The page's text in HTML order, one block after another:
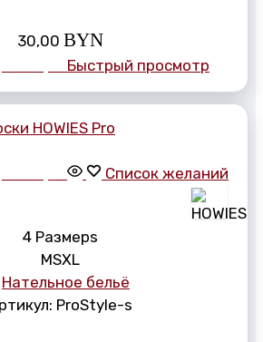
30,00 BYN
Быстрый просмотр
Список желаний
4 Размерs
MSXL
Нательное бельё
ProStyle-s